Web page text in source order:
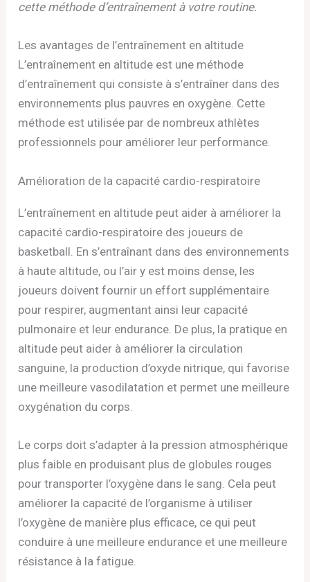
cette méthode d’entraînement à votre routine.
Les avantages de l’entraînement en altitude
L’entraînement en altitude est une méthode
d’entraînement qui consiste à s’entraîner dans des
environnements plus pauvres en oxygène. Cette
méthode est utilisée par de nombreux athlètes
professionnels pour améliorer leur performance.
Amélioration de la capacité cardio-respiratoire
L’entraînement en altitude peut aider à améliorer la
capacité cardio-respiratoire des joueurs de
basketball. En s’entraînant dans des environnements
à haute altitude, ou l’air y est moins dense, les
joueurs doivent fournir un effort supplémentaire
pour respirer, augmentant ainsi leur capacité
pulmonaire et leur endurance. De plus, la pratique en
altitude peut aider à améliorer la circulation
sanguine, la production d’oxyde nitrique, qui favorise
une meilleure vasodilatation et permet une meilleure
oxygénation du corps.
Le corps doit s’adapter à la pression atmosphérique
plus faible en produisant plus de globules rouges
pour transporter l’oxygène dans le sang. Cela peut
améliorer la capacité de l’organisme à utiliser
l’oxygène de manière plus efficace, ce qui peut
conduire à une meilleure endurance et une meilleure
résistance à la fatigue.